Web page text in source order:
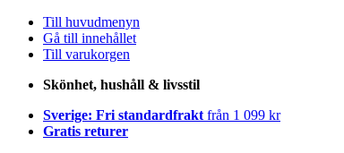
Till huvudmenyn
Gå till innehållet
Till varukorgen
Skönhet, hushåll & livsstil
Sverige: Fri standardfrakt från 1 099 kr
Gratis returer